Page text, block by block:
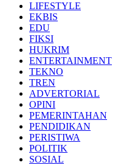
LIFESTYLE
EKBIS
EDU
FIKSI
HUKRIM
ENTERTAINMENT
TEKNO
TREN
ADVERTORIAL
OPINI
PEMERINTAHAN
PENDIDIKAN
PERISTIWA
POLITIK
SOSIAL